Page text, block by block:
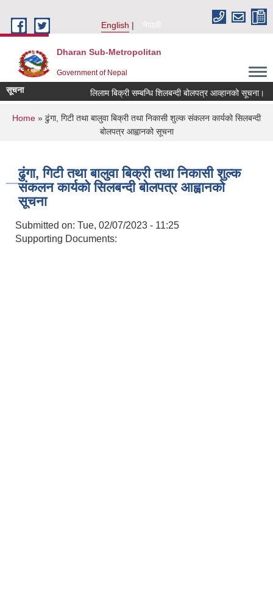
English
नेपाली
Dharan Sub-Metropolitan
Government of Nepal
सूचना लिलाम बिक्री सम्बन्धि शिलबन्दी बोलपत्र आव्हानको सूचना।
You are here
Home » ढुंगा, गिटी तथा बालुवा बिक्री तथा निकासी शुल्क संकलन कार्यको सिलबन्दी
बोलपत्र आह्वानको सूचना
ढुंगा, गिटी तथा बालुवा बिक्री तथा निकासी शुल्क
संकलन कार्यको सिलबन्दी बोलपत्र आह्वानको
सूचना
Submitted on: Tue, 02/07/2023 - 11:25
Supporting Documents: